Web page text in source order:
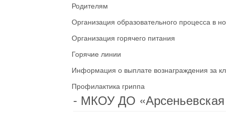
Родителям
Организация образовательного процесса в
Организация горячего питания
Горячие линии
Информация о выплате вознаграждения за
Профилактика гриппа
- МКОУ ДО